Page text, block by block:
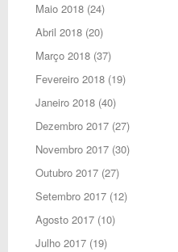
Maio 2018(24)
Abril 2018(20)
Março 2018(37)
Fevereiro 2018(19)
Janeiro 2018(40)
Dezembro 2017(27)
Novembro 2017(30)
Outubro 2017(27)
Setembro 2017(12)
Agosto 2017(10)
Julho 2017(19)